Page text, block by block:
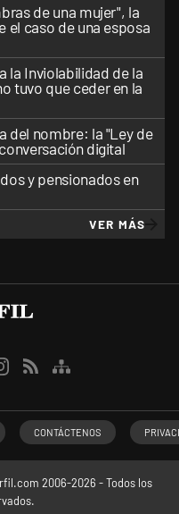
de una mujer", la
el caso de una esposa
la Inviolabilidad de la
tuvo que ceder en la
del nombre: la "Ley de
digital
y pensionados en
VER MÁS
CONTÁCTENOS
2006-2026 - Todos los